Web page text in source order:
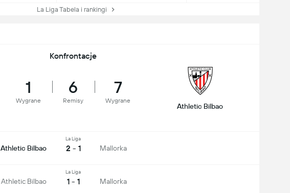
La Liga Tabela i rankingi
Konfrontacje
1
Wygrane
6
Remisy
7
Wygrane
Athletic Bilbao
Athletic Bilbao
La Liga
2 - 1 Mallorka
Athletic Bilbao
La Liga
1 - 1 Mallorka